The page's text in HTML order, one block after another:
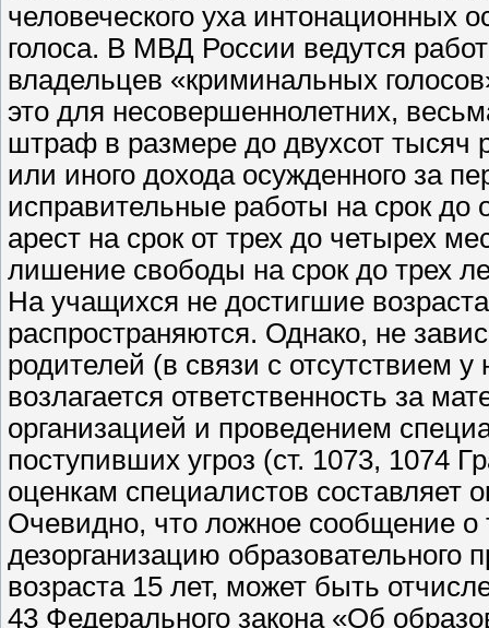
человеческого уха интонационных
голоса. В МВД России ведутся
владельцев «криминальных
это для несовершеннолетних,
штраф в размере до двухсот тысяч
или иного дохода осужденного за
исправительные работы на срок до
арест на срок от трех до четырех
лишение свободы на срок до трех
На учащихся не достигшие
распространяются. Однако, не
родителей (в связи с отсутствием
возлагается ответственность за
организацией и проведением
поступивших угроз (ст. 1073, 1074
оценкам специалистов составляет
Очевидно, что ложное сообщение о
дезорганизацию образовательного
возраста 15 лет, может быть
43 Федерального закона «Об